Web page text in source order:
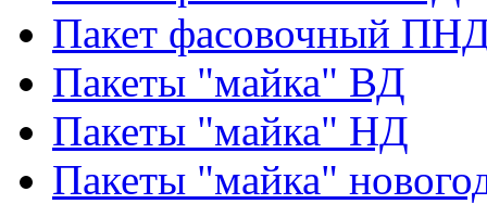
Пакет фасовочный
Пакеты "майка" ВД
Пакеты "майка" НД
Пакеты "майка"